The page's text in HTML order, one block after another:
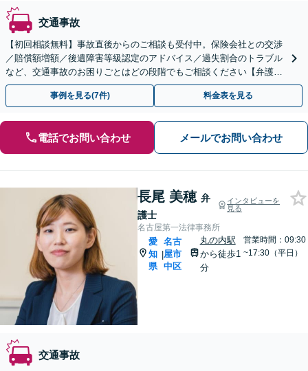
交通事故
【初回相談無料】事故直後からのご相談も受付中。保険会社との交渉
／賠償額増額／後遺障害等級認定のアドバイス／過失割合のトラブル
など、交通事故のお困りごとはどの段階でもご相談ください【弁護士
費用特約の利用可】【夜間・休日相談可】【金山駅5分】
事例を見る(7件) 料金表を見る
電話でお問い合わせ メールでお問い合わせ
長尾 美穂 弁
護士
インタビューを
見る
名古屋第一法律事務所
愛
知
県
|
名古
屋市
中区
丸の内駅
から徒歩1
分
営業時間：09:30
~17:30（平日）
交通事故